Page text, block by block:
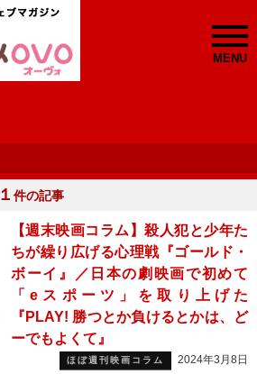
MENU
１ 件の記事
【週末映画コラム】殺人犯と少年た
ちが繰り広げる心理戦『ゴールド・
ボーイ』／日本の劇映画で初めて
「eスポーツ」を取り上げた
『PLAY! 勝つとか負けるとかは、ど
ーでもよくて』
ほぼ週刊映画コラム 2024年3月8日